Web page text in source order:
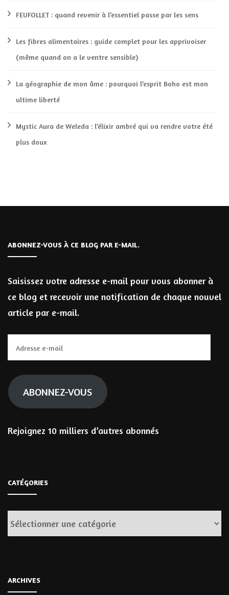
FEUFOLLET : quand revenir à l’essentiel passe par les sens
Les fibres alimentaires : guide complet pour les apprivoiser
(même quand on a le ventre sensible)
La géographie de mon âme : pourquoi l’esprit Boho est mon
ultime liberté
Mystic Aura de Weleda : l’élixir ambré qui va rendre votre été
plus doux
ABONNEZ-VOUS À CE BLOG PAR E-MAIL.
Saisissez votre adresse e-mail pour vous abonner à
ce blog et recevoir une notification de chaque nouvel
article par e-mail.
e-
mail
ABONNEZ-VOUS
Rejoignez 10 milliers d’autres abonnés
CATÉGORIES
Catégories
ARCHIVES